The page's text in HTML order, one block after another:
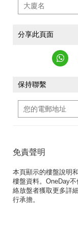
分享此頁面
保持聯繫
免責聲明
本頁顯示的樓盤說明
樓盤資料。OneDay
絡放盤者獲取更多詳
行承擔。